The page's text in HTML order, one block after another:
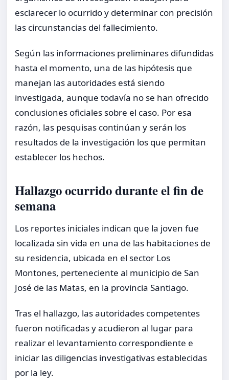
esclarecer lo ocurrido y determinar con precisión
las circunstancias del fallecimiento.
Según las informaciones preliminares difundidas
hasta el momento, una de las hipótesis que
manejan las autoridades está siendo
investigada, aunque todavía no se han ofrecido
conclusiones oficiales sobre el caso. Por esa
razón, las pesquisas continúan y serán los
resultados de la investigación los que permitan
establecer los hechos.
Hallazgo ocurrido durante el fin de
semana
Los reportes iniciales indican que la joven fue
localizada sin vida en una de las habitaciones de
su residencia, ubicada en el sector Los
Montones, perteneciente al municipio de San
José de las Matas, en la provincia Santiago.
Tras el hallazgo, las autoridades competentes
fueron notificadas y acudieron al lugar para
realizar el levantamiento correspondiente e
iniciar las diligencias investigativas establecidas
por la ley.